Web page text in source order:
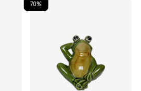
70%